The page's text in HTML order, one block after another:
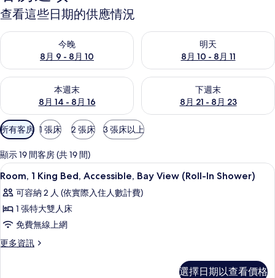
查看這些日期的供應情況
今晚
8月 9 - 8月 10
查看今晚 (8月 9 - 8月 10) 的供應情況
明天
8月 10 - 8月 11
查看明天 (8月 10 - 8月 11) 的
本週末
8月 14 - 8月 16
查看本週末 (8月 14 - 8月 16) 的供應情況
下週末
8月 21 - 8月 23
查看下週末 (8月 21 - 8月 23)
可
用
的
客
房
篩
選
條
所有客房 1 張床 2 張床 3 張床以上
顯示 19 間客房 (共 19 間)
顯
示
Room,
1
King
Bed,
客房內保險箱、書桌、隔音、熨斗/熨
6
Room, 1 King Bed, Accessible, Bay View (Roll-In Shower)
可容納 2 人 (依實際入住人數計費)
1 張特大雙人床
免費無線上網
更多資訊
更
選擇日期以查看價格